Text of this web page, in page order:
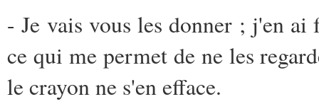
- Je vais vous les donner ; j'en
ce qui me permet de ne les
le crayon ne s'en efface.